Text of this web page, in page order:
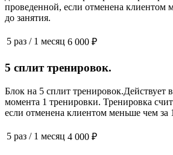
проведенной, если отменена клиентом
до занятия.
5 раз / 1 месяц 6 000 ₽
5 сплит тренировок.
Блок на 5 сплит тренировок.Действует
момента 1 тренировки. Тренировка
если отменена клиентом меньше чем за
5 раз / 1 месяц 4 000 ₽